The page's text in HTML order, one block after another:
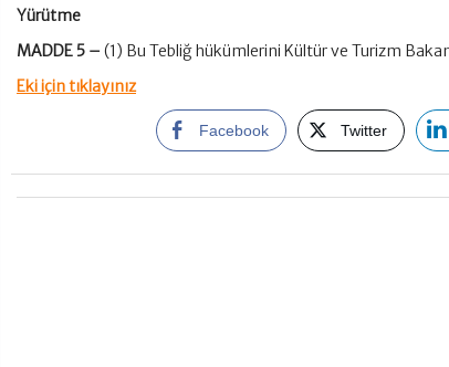
Yürütme
MADDE 5 – (1) Bu Tebliğ hükümlerini Kültür ve Turizm
Eki için tıklayınız
Facebook Twitter